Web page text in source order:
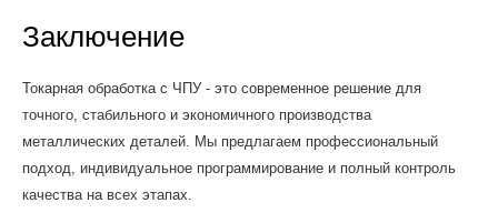
Заключение
Токарная обработка с ЧПУ - это современное решение для
точного, стабильного и экономичного производства
металлических деталей. Мы предлагаем профессиональный
подход, индивидуальное программирование и полный контроль
качества на всех этапах.